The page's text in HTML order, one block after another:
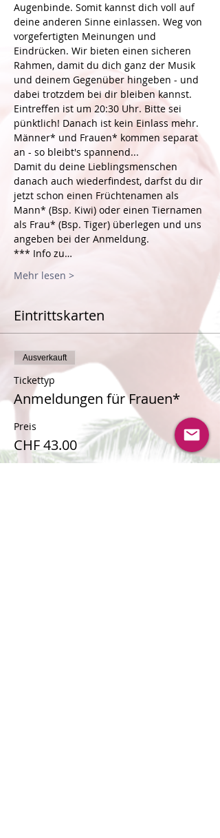
Augenbinde. Somit kannst dich voll auf
deine anderen Sinne einlassen. Weg von
vorgefertigten Meinungen und
Eindrücken. Wir bieten einen sicheren
Rahmen, damit du dich ganz der Musik
und deinem Gegenüber hingeben - und
dabei trotzdem bei dir bleiben kannst.
Eintreffen ist um 20:30 Uhr. Bitte sei
pünktlich! Danach ist kein Einlass mehr.
Männer* und Frauen* kommen separat
an - so bleibt's spannend...
Damit du deine Lieblingsmenschen
danach auch wiederfindest, darfst du dir
jetzt schon einen Früchtenamen als
Mann* (Bsp. Kiwi) oder einen Tiernamen
als Frau* (Bsp. Tiger) überlegen und uns
angeben bei der Anmeldung.
*** Info zu…
Mehr lesen >
Eintrittskarten
Ausverkauft
Tickettyp
Anmeldungen für Frauen*
Preis
CHF 43.00